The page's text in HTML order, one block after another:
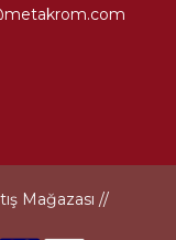
Mağazası //